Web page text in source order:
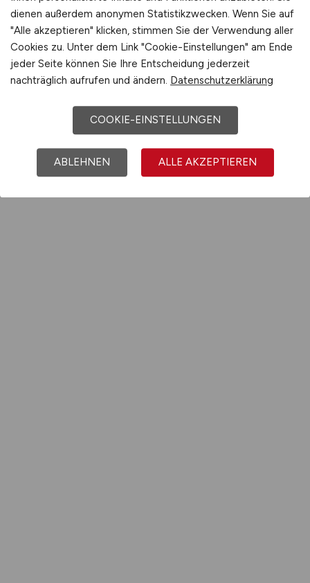
dienen außerdem anonymen Statistikzwecken. Wenn Sie auf
"Alle akzeptieren" klicken, stimmen Sie der Verwendung aller
Cookies zu. Unter dem Link "Cookie-Einstellungen" am Ende
jeder Seite können Sie Ihre Entscheidung jederzeit
nachträglich aufrufen und ändern. Datenschutzerklärung
COOKIE-EINSTELLUNGEN
ABLEHNEN ALLE AKZEPTIEREN